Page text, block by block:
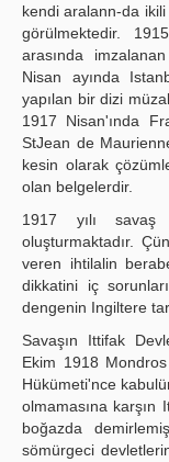
kendi aralann-da ikili
görülmektedir.
arasında
Nisan ayında
yapılan bir dizi
1917 Nisan'ında
StJean de
kesin olarak
olan belgelerdir.
1917 yılı
oluşturmaktadır.
veren ihtilalin
dikkatini iç
dengenin Ingiltere
Savaşın Ittifak
Ekim 1918 Mondros
Hükümeti'nce
olmamasına karşın
boğazda
sömürgeci